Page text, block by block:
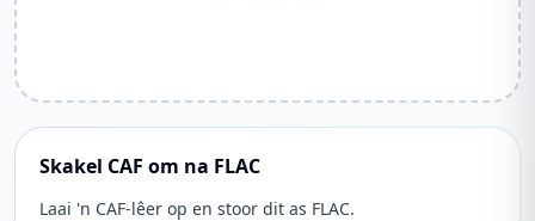
Skakel CAF om na FLAC
Laai 'n CAF-lêer op en stoor dit as FLAC.